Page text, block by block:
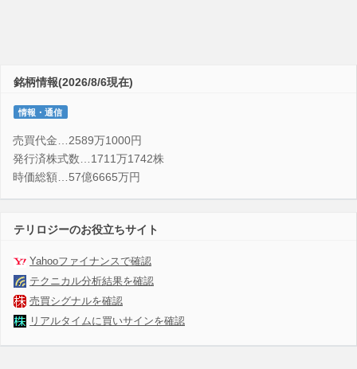
銘柄情報(2026/8/6現在)
情報・通信
売買代金…2589万1000円
発行済株式数…1711万1742株
時価総額…57億6665万円
テリロジーのお役立ちサイト
Yahooファイナンスで確認
テクニカル分析結果を確認
売買シグナルを確認
リアルタイムに買いサインを確認